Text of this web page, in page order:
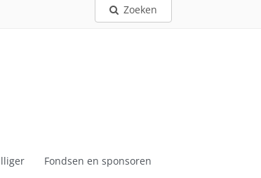
Zoeken
Fondsen en sponsoren